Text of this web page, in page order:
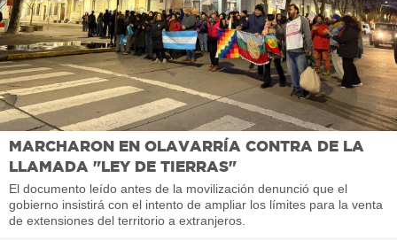
MARCHARON EN OLAVARRÍA CONTRA DE LA
LLAMADA "LEY DE TIERRAS"
El documento leído antes de la movilización denunció que el
gobierno insistirá con el intento de ampliar los límites para la venta
de extensiones del territorio a extranjeros.